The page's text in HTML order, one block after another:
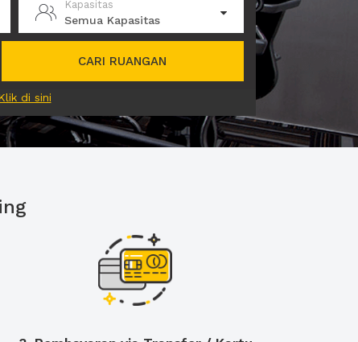
Kapasitas
Semua Kapasitas
CARI RUANGAN
di sini